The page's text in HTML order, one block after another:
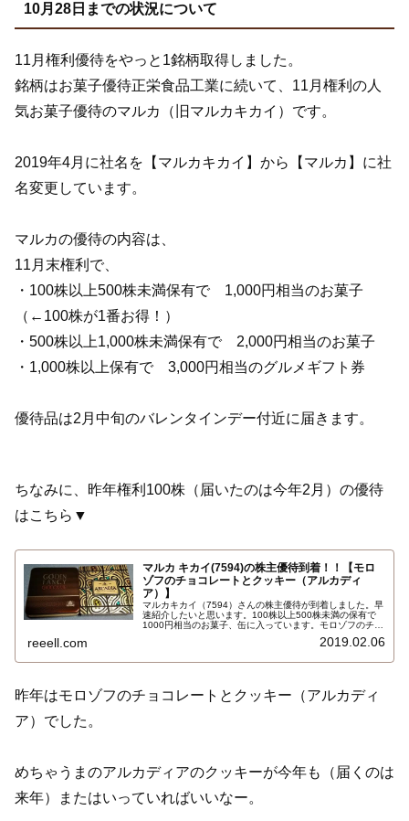
10月28日までの状況について
11月権利優待をやっと1銘柄取得しました。
銘柄はお菓子優待正栄食品工業に続いて、11月権利の人
気お菓子優待のマルカ（旧マルカキカイ）です。
2019年4月に社名を【マルカキカイ】から【マルカ】に社
名変更しています。
マルカの優待の内容は、
11月末権利で、
・100株以上500株未満保有で 1,000円相当のお菓子
（←100株が1番お得！）
・500株以上1,000株未満保有で 2,000円相当のお菓子
・1,000株以上保有で 3,000円相当のグルメギフト券
優待品は2月中旬のバレンタインデー付近に届きます。
ちなみに、昨年権利100株（届いたのは今年2月）の優待
はこちら▼
マルカ キカイ(7594)の株主優待到着！！【モロ
ゾフのチョコレートとクッキー（アルカディ
ア）】
マルカキカイ（7594）さんの株主優待が到着しました。早
速紹介したいと思います。100株以上500株未満の保有で
1000円相当のお菓子、缶に入っています。モロゾフのチョ
reeell.com 2019.02.06
昨年はモロゾフのチョコレートとクッキー（アルカディ
ア）でした。
めちゃうまのアルカディアのクッキーが今年も（届くのは
来年）またはいっていればいいなー。